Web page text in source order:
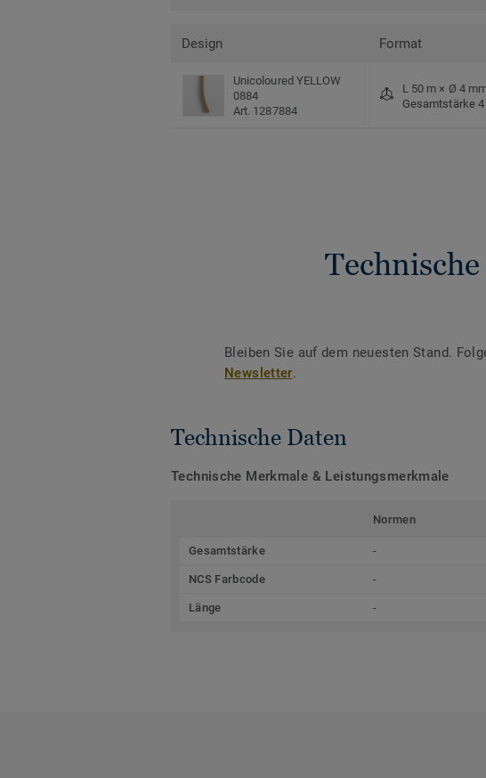
Design Format
Unicoloured YELLOW
0884
Art. 1287884
L 50 m × Ø 4
Gesamtstärke
Bleiben Sie auf dem neuesten Stand.
Newsletter.
Technische Daten
Technische Merkmale & Leistungsmerkmale
Normen
Gesamtstärke -
NCS Farbcode -
Länge -